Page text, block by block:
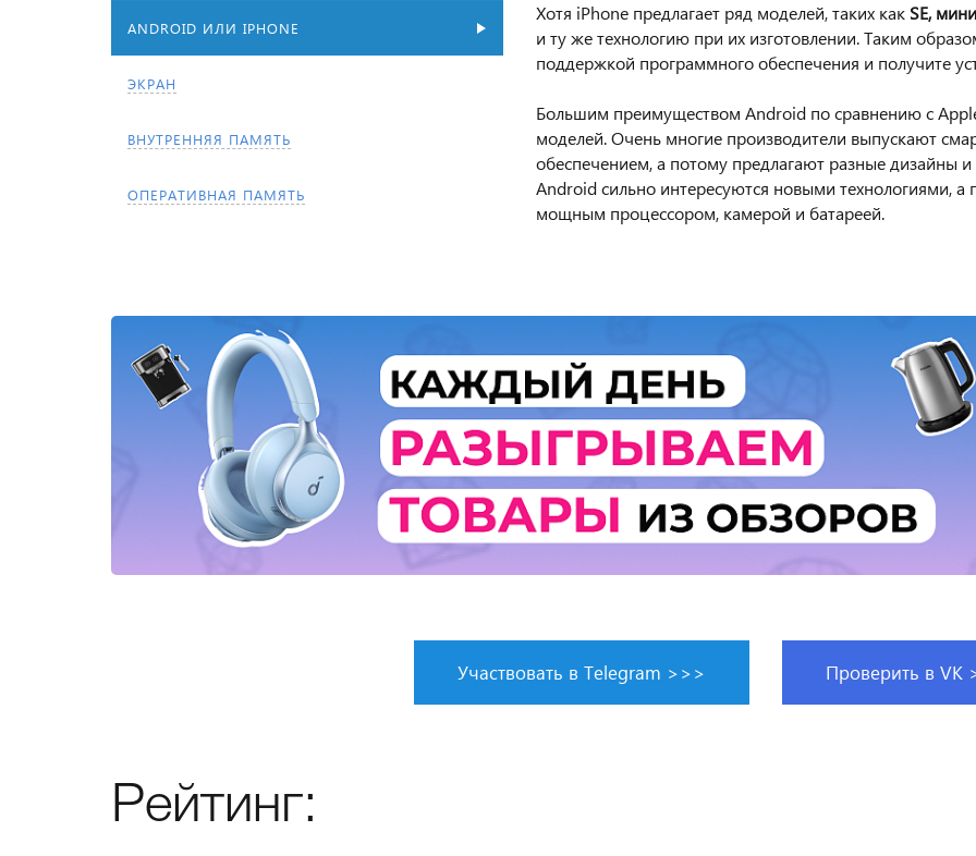
ANDROID ИЛИ IPHONE
ЭКРАН
ВНУТРЕННЯЯ ПАМЯТЬ
ОПЕРАТИВНАЯ ПАМЯТЬ
Хотя iPhone предлагает ряд моделей, таких как SE,
и ту же технологию при их изготовлении. Таким
поддержкой программного обеспечения и получите
Большим преимуществом Android по сравнению с
моделей. Очень многие производители выпускают
обеспечением, а потому предлагают разные дизайны
Android сильно интересуются новыми технологиями,
мощным процессором, камерой и батареей.
Участвовать в Telegram >>> Проверить в VK
Рейтинг: